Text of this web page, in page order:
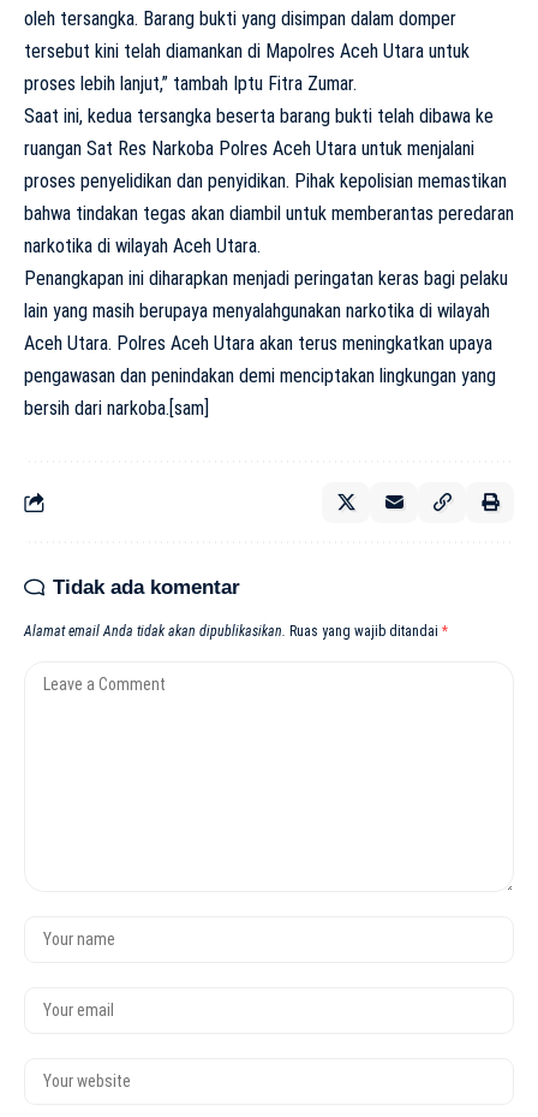
oleh tersangka. Barang bukti yang disimpan dalam domper
tersebut kini telah diamankan di Mapolres Aceh Utara untuk
proses lebih lanjut,” tambah Iptu Fitra Zumar.
Saat ini, kedua tersangka beserta barang bukti telah dibawa ke
ruangan Sat Res Narkoba Polres Aceh Utara untuk menjalani
proses penyelidikan dan penyidikan. Pihak kepolisian memastikan
bahwa tindakan tegas akan diambil untuk memberantas peredaran
narkotika di wilayah Aceh Utara.
Penangkapan ini diharapkan menjadi peringatan keras bagi pelaku
lain yang masih berupaya menyalahgunakan narkotika di wilayah
Aceh Utara. Polres Aceh Utara akan terus meningkatkan upaya
pengawasan dan penindakan demi menciptakan lingkungan yang
bersih dari narkoba.[sam]
Tidak ada komentar
Alamat email Anda tidak akan dipublikasikan. Ruas yang wajib ditandai *